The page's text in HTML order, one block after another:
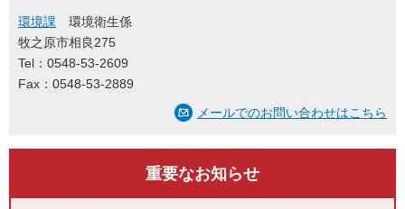
環境課
環境衛生係
牧之原市相良275
Tel：0548-53-2609
Fax：0548-53-2889
メールでのお問い合わせはこちら
重要なお知らせ